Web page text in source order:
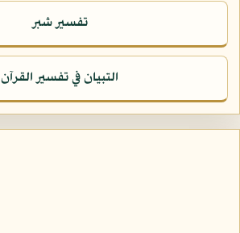
تفسير شبر
التبيان في تفسير القرآن